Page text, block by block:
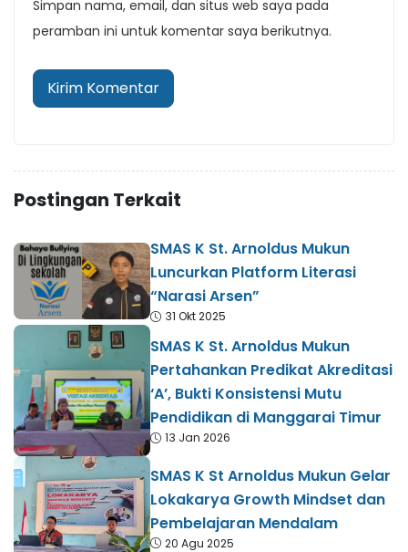
Simpan nama, email, dan situs web saya pada
peramban ini untuk komentar saya berikutnya.
Postingan Terkait
SMAS K St. Arnoldus Mukun
Luncurkan Platform Literasi
“Narasi Arsen”
31 Okt 2025
SMAS K St. Arnoldus Mukun
Pertahankan Predikat Akreditasi
‘A’, Bukti Konsistensi Mutu
Pendidikan di Manggarai Timur
13 Jan 2026
SMAS K St Arnoldus Mukun Gelar
Lokakarya Growth Mindset dan
Pembelajaran Mendalam
20 Agu 2025